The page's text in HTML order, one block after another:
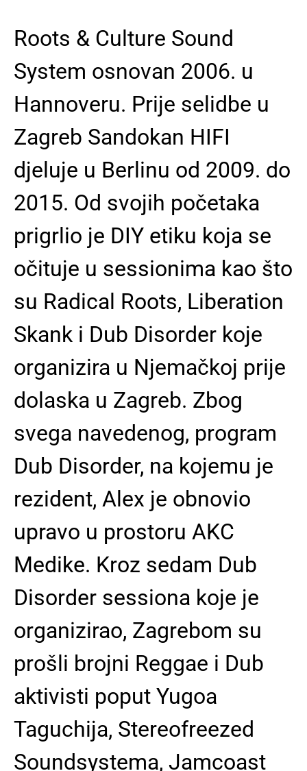
Roots & Culture Sound
System osnovan 2006. u
Hannoveru. Prije selidbe u
Zagreb Sandokan HIFI
djeluje u Berlinu od 2009. do
2015. Od svojih početaka
prigrlio je DIY etiku koja se
očituje u sessionima kao što
su Radical Roots, Liberation
Skank i Dub Disorder koje
organizira u Njemačkoj prije
dolaska u Zagreb. Zbog
svega navedenog, program
Dub Disorder, na kojemu je
rezident, Alex je obnovio
upravo u prostoru AKC
Medike. Kroz sedam Dub
Disorder sessiona koje je
organizirao, Zagrebom su
prošli brojni Reggae i Dub
aktivisti poput Yugoa
Taguchija, Stereofreezed
Soundsystema, Jamcoast